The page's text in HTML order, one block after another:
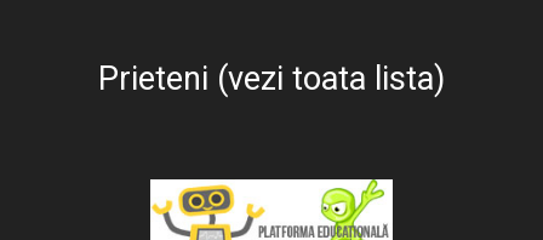
Prieteni (vezi toata lista)